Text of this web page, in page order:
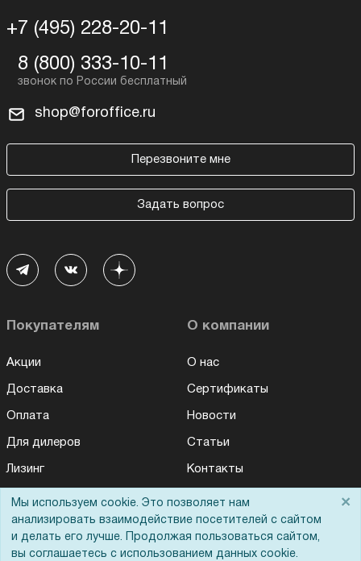
+7 (495) 228-20-11
8 (800) 333-10-11
shop@foroffice.ru
Перезвоните мне
Задать вопрос
Покупателям
Акции
Доставка
Оплата
Для дилеров
Лизинг
Кредитование
Госучреждениям
Тендеры
О компании
О нас
Сертификаты
Новости
Статьи
Контакты
Мы используем cookie. Это позволяет нам
анализировать взаимодействие посетителей с сайтом
и делать его лучше. Продолжая пользоваться сайтом,
вы соглашаетесь с использованием данных cookie.
×